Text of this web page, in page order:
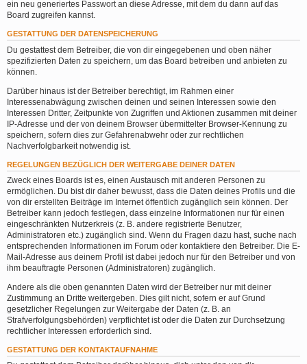
ein neu generiertes Passwort an diese Adresse, mit dem du dann auf das
Board zugreifen kannst.
GESTATTUNG DER DATENSPEICHERUNG
Du gestattest dem Betreiber, die von dir eingegebenen und oben näher
spezifizierten Daten zu speichern, um das Board betreiben und anbieten zu
können.
Darüber hinaus ist der Betreiber berechtigt, im Rahmen einer
Interessenabwägung zwischen deinen und seinen Interessen sowie den
Interessen Dritter, Zeitpunkte von Zugriffen und Aktionen zusammen mit deiner
IP-Adresse und der von deinem Browser übermittelter Browser-Kennung zu
speichern, sofern dies zur Gefahrenabwehr oder zur rechtlichen
Nachverfolgbarkeit notwendig ist.
REGELUNGEN BEZÜGLICH DER WEITERGABE DEINER DATEN
Zweck eines Boards ist es, einen Austausch mit anderen Personen zu
ermöglichen. Du bist dir daher bewusst, dass die Daten deines Profils und die
von dir erstellten Beiträge im Internet öffentlich zugänglich sein können. Der
Betreiber kann jedoch festlegen, dass einzelne Informationen nur für einen
eingeschränkten Nutzerkreis (z. B. andere registrierte Benutzer,
Administratoren etc.) zugänglich sind. Wenn du Fragen dazu hast, suche nach
entsprechenden Informationen im Forum oder kontaktiere den Betreiber. Die E-
Mail-Adresse aus deinem Profil ist dabei jedoch nur für den Betreiber und von
ihm beauftragte Personen (Administratoren) zugänglich.
Andere als die oben genannten Daten wird der Betreiber nur mit deiner
Zustimmung an Dritte weitergeben. Dies gilt nicht, sofern er auf Grund
gesetzlicher Regelungen zur Weitergabe der Daten (z. B. an
Strafverfolgungsbehörden) verpflichtet ist oder die Daten zur Durchsetzung
rechtlicher Interessen erforderlich sind.
GESTATTUNG DER KONTAKTAUFNAHME